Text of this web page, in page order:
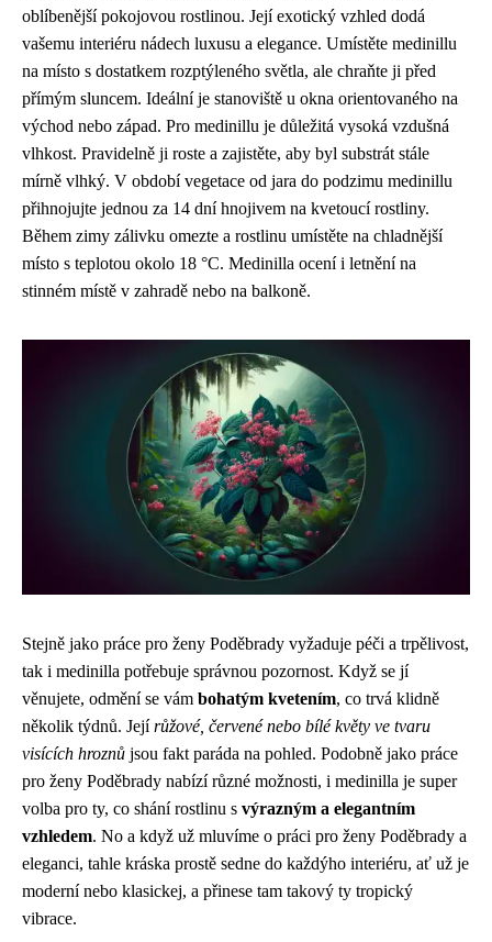
oblíbenější pokojovou rostlinou. Její exotický vzhled dodá
vašemu interiéru nádech luxusu a elegance. Umístěte medinillu
na místo s dostatkem rozptýleného světla, ale chraňte ji před
přímým sluncem. Ideální je stanoviště u okna orientovaného na
východ nebo západ. Pro medinillu je důležitá vysoká vzdušná
vlhkost. Pravidelně ji roste a zajistěte, aby byl substrát stále
mírně vlhký. V období vegetace od jara do podzimu medinillu
přihnojujte jednou za 14 dní hnojivem na kvetoucí rostliny.
Během zimy zálivku omezte a rostlinu umístěte na chladnější
místo s teplotou okolo 18 °C. Medinilla ocení i letnění na
stinném místě v zahradě nebo na balkoně.
Stejně jako práce pro ženy Poděbrady vyžaduje péči a trpělivost,
tak i medinilla potřebuje správnou pozornost. Když se jí
věnujete, odmění se vám bohatým kvetením, co trvá klidně
několik týdnů. Jejírůžové, červené nebo bílé květy ve tvaru
visících hroznů jsou fakt paráda na pohled. Podobně jako práce
pro ženy Poděbrady nabízí různé možnosti, i medinilla je super
volba pro ty, co shání rostlinu s výrazným a elegantním
vzhledem. No a když už mluvíme o práci pro ženy Poděbrady a
eleganci, tahle kráska prostě sedne do každýho interiéru, ať už je
moderní nebo klasickej, a přinese tam takový ty tropický
vibrace.